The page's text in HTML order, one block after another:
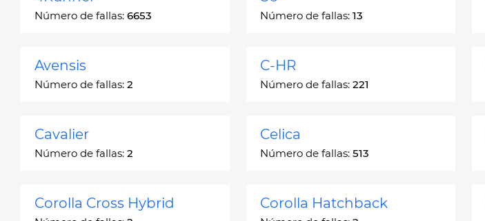
Número de fallas: 6653 Número de fallas: 13
Avensis
Número de fallas: 2
C-HR
Número de fallas: 221
Cavalier
Número de fallas: 2
Celica
Número de fallas: 513
Corolla Cross Hybrid Corolla Hatchback